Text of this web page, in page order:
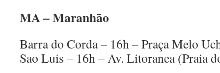
MA – Maranhão
Barra do Corda – 16h – Praça Melo
Sao Luis – 16h – Av. Litoranea (Praia